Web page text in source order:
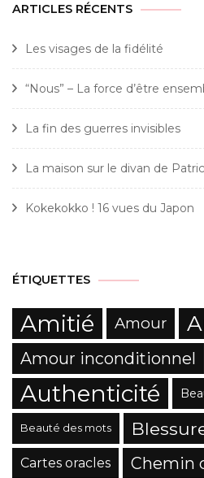
ARTICLES RÉCENTS
Les visages de la fidélité
“Nous” – La force d’être
La fin des guerres invisibles
La maison sur le divan de
Kokekokko ! 16 vues du Japon
ÉTIQUETTES
Amitié Amour
Amour inconditionnel
Authenticité
Beauté des mots
Cartes oracles Chemin